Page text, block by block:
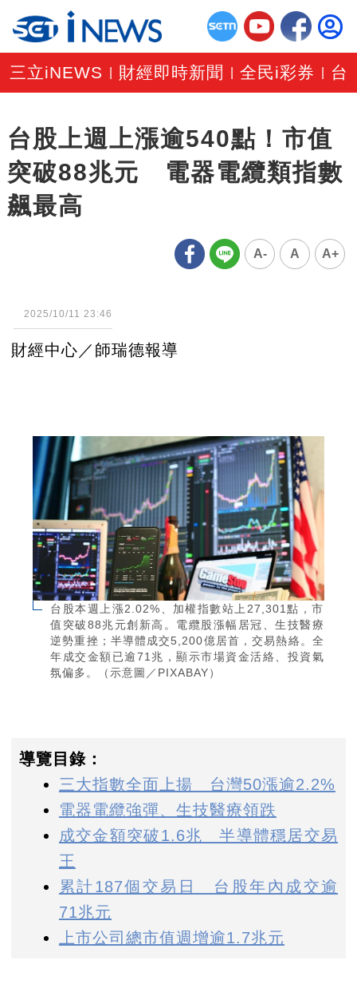
三立iNEWS 財經即時新聞 |全民i彩券 台
台股上週上漲逾540點！市值
突破88兆元 電器電纜類指數
飆最高
A- A A+
2025/10/11 23:46
財經中心／師瑞德報導
台股本週上漲2.02%、加權指數站上27,301點，市
值突破88兆元創新高。電纜股漲幅居冠、生技醫療
逆勢重挫；半導體成交5,200億居首，交易熱絡。全
年成交金額已逾71兆，顯示市場資金活絡、投資氣
氛偏多。（示意圖／PIXABAY）
導覽目錄：
三大指數全面上揚 台灣50漲逾2.2%
電器電纜強彈、生技醫療領跌
成交金額突破1.6兆 半導體穩居交易
王
累計187個交易日 台股年內成交逾
71兆元
上市公司總市值週增逾1.7兆元